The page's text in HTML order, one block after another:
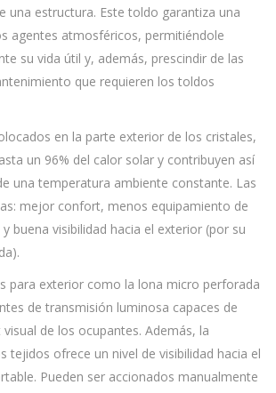
una estructura. Este toldo garantiza una
agentes atmosféricos, permitiéndole
su vida útil y, además, prescindir de las
que requieren los toldos
en la parte exterior de los cristales,
un 96% del calor solar y contribuyen así
una temperatura ambiente constante. Las
mejor confort, menos equipamiento de
buena visibilidad hacia el exterior (por su
para exterior como la lona micro perforada
de transmisión luminosa capaces de
de los ocupantes. Además, la
tejidos ofrece un nivel de visibilidad hacia el
Pueden ser accionados manualmente